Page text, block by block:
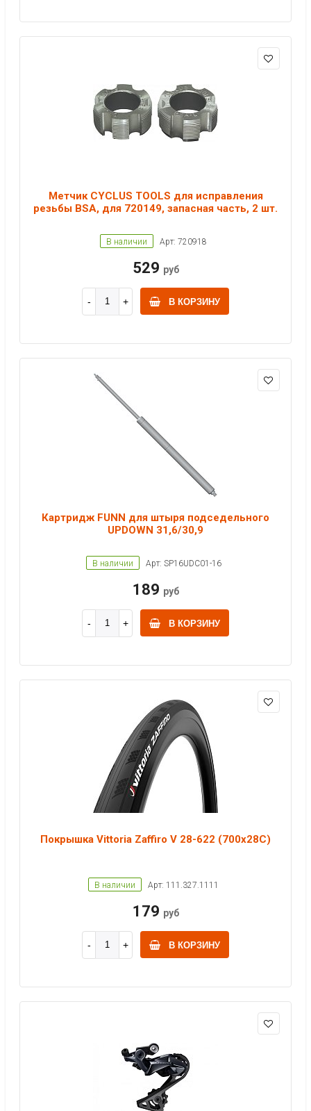
Метчик CYCLUS TOOLS для исправления
резьбы BSA, для 720149, запасная часть, 2 шт.
В наличии Арт: 720918
529 руб
В КОРЗИНУ
Картридж FUNN для штыря подседельного
UPDOWN 31,6/30,9
В наличии Арт: SP16UDC01-16
189 руб
В КОРЗИНУ
Покрышка Vittoria Zaffiro V 28-622 (700x28C)
В наличии Арт: 111.327.1111
179 руб
В КОРЗИНУ